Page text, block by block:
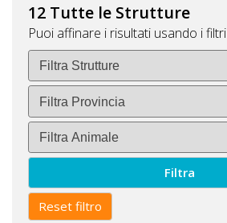
Inserisci
Attività
Accedi
Registrati
12 Tutte le Strutture
Puoi affinare i risultati usando i filtri
Filtra
Reset filtro